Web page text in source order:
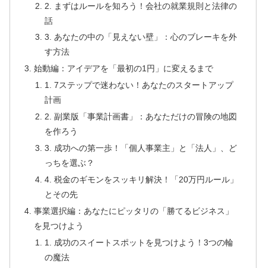
2. まずはルールを知ろう！会社の就業規則と法律の
話
3. あなたの中の「見えない壁」：心のブレーキを外
す方法
始動編：アイデアを「最初の1円」に変えるまで
1. 7ステップで迷わない！あなたのスタートアップ
計画
2. 副業版「事業計画書」：あなただけの冒険の地図
を作ろう
3. 成功への第一歩！「個人事業主」と「法人」、ど
っちを選ぶ？
4. 税金のギモンをスッキリ解決！「20万円ルール」
とその先
事業選択編：あなたにピッタリの「勝てるビジネス」
を見つけよう
1. 成功のスイートスポットを見つけよう！3つの輪
の魔法